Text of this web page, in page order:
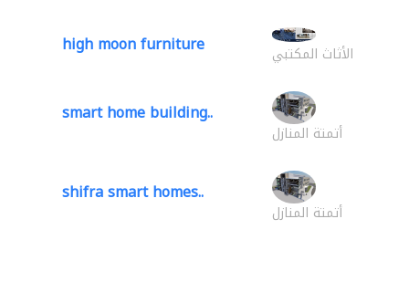
high moon furniture الأثاث المكتبي
smart home building..
أتمتة المنازل
shifra smart homes..
أتمتة المنازل